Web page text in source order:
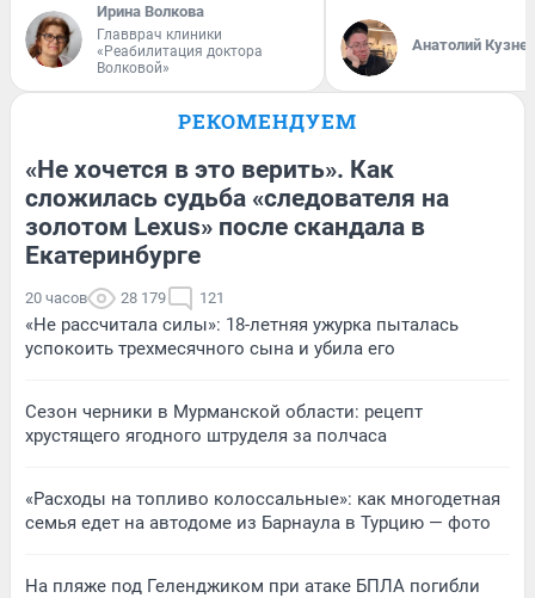
Ирина Волкова
Главврач клиники
«Реабилитация доктора
Волковой»
Анатолий
РЕКОМЕНДУЕМ
«Не хочется в это верить». Как
сложилась судьба «следователя на
золотом Lexus» после скандала в
Екатеринбурге
20 часов 28 179 121
«Не рассчитала силы»: 18-летняя ужурка пыталась
успокоить трехмесячного сына и убила его
Сезон черники в Мурманской области: рецепт
хрустящего ягодного штруделя за полчаса
«Расходы на топливо колоссальные»: как многодетная
семья едет на автодоме из Барнаула в Турцию — фото
На пляже под Геленджиком при атаке БПЛА погибли